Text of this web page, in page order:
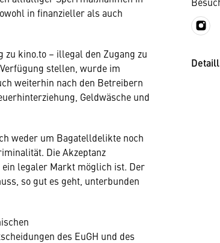
in finanzieller als auch
zu kino.to – illegal den Zugang zu
stellen, wurde im
weiterhin nach den Betreibern
Geldwäsche und
weder um Bagatelldelikte noch
Die Akzeptanz
legaler Markt möglich ist. Der
so gut es geht, unterbunden
des EuGH und des